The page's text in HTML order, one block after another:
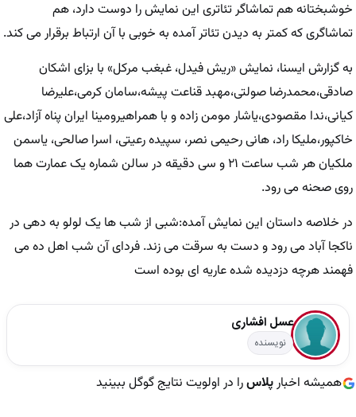
خوشبختانه هم تماشاگر تئاتری این نمایش را دوست دارد، هم
تماشاگری که کمتر به دیدن تئاتر آمده به خوبی با آن ارتباط برقرار می کند.
به گزارش ایسنا، نمایش «ریش فیدل، غبغب مرکل» با بزای اشکان
صادقی،محمدرضا صولتی،مهبد قناعت پیشه،سامان کرمی،علیرضا
کیانی،ندا مقصودی،یاشار مومن زاده و با همراهیرومینا ایران پناه آزاد،علی
خاکپور،ملیکا راد، هانی رحیمی نصر، سپیده رعیتی، اسرا صالحی، یاسمن
ملکیان هر شب ساعت ۲۱ و سی دقیقه در سالن شماره یک عمارت هما
روی صحنه می رود.
در خلاصه داستان این نمایش آمده:شبی از شب ها یک لولو به دهی در
ناکجا آباد می رود و دست به سرقت می زند. فردای آن شب اهل ده می
فهمند هرچه دزدیده شده عاریه ای بوده است
عسل افشاری
نویسنده
همیشه اخبارپلاسرا در اولویت نتایج گوگل ببینید